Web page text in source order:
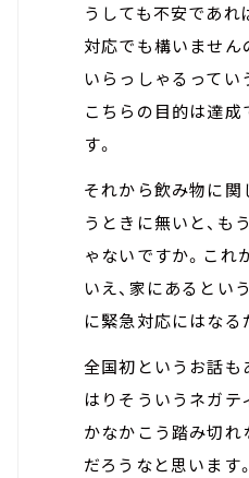
うしても不安であれ
対応でも構いません
いらっしゃるってい
こちらの目的は達
す。
それから飲み物に関
うときに無いと、も
ゃないですか。これ
いえ、家にあるとい
に緊急対応にはなる
全国初というお話も
はりそういうネガテ
かなかこう踏み切
だろうなと思います